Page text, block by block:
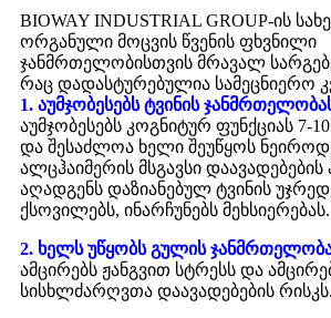
BIOWAY INDUSTRIAL GROUP-ის
ორგანული მოცვის წვენის ფხვნილი
ჯანმრთელობისთვის მრავალ
რაც დადასტურებულია სამეცნიერო
1. აუმჯობესებს ტვინის
აუმჯობესებს კოგნიტურ ფუნქციას 7-
და შესაძლოა ხელი შეუწყოს
ალცჰაიმერის მსგავსი დაავადებების
აღადგენს დაზიანებულ ტვინის
ქსოვილებს, ინარჩუნებს მეხსიერებას.
2. ხელს უწყობს გულის
ამცირებს ჟანგვით სტრესს და
სისხლძარღვთა დაავადებების რისკს.